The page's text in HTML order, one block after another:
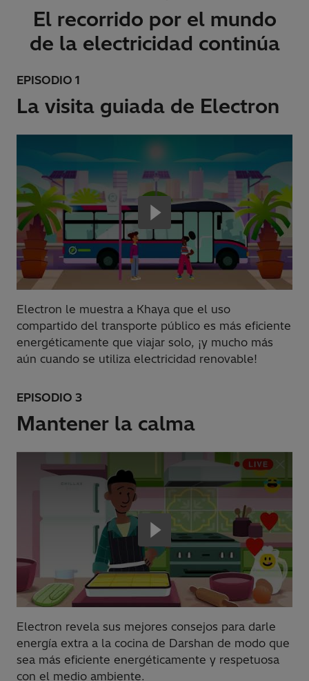
El recorrido por el mundo
de la electricidad continúa
EPISODIO 1
La visita guiada de Electron
Electron le muestra a Khaya que el uso
compartido del transporte público es más eficiente
energéticamente que viajar solo, ¡y mucho más
aún cuando se utiliza electricidad renovable!
EPISODIO 3
Mantener la calma
Electron revela sus mejores consejos para darle
energía extra a la cocina de Darshan de modo que
sea más eficiente energéticamente y respetuosa
con el medio ambiente.